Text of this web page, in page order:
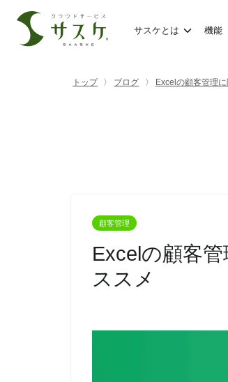
サスケとは 機能
トップ ブログ Excelの顧客管理
顧客管理
Excelの顧客
ススメ